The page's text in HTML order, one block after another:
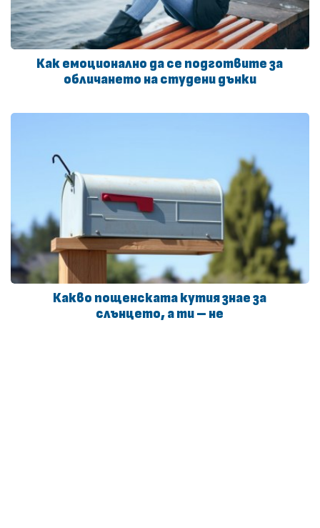
Как емоционално да се подготвите за
обличането на студени дънки
Какво пощенската кутия знае за
слънцето, а ти – не